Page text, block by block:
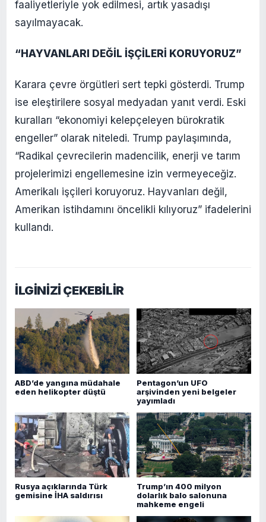
faaliyetleriyle yok edilmesi, artık yasadışı
sayılmayacak.
“HAYVANLARI DEĞİL İŞÇİLERİ KORUYORUZ”
Karara çevre örgütleri sert tepki gösterdi. Trump
ise eleştirilere sosyal medyadan yanıt verdi. Eski
kuralları “ekonomiyi kelepçeleyen bürokratik
engeller” olarak niteledi. Trump paylaşımında,
“Radikal çevrecilerin madencilik, enerji ve tarım
projelerimizi engellemesine izin vermeyeceğiz.
Amerikalı işçileri koruyoruz. Hayvanları değil,
Amerikan istihdamını öncelikli kılıyoruz” ifadelerini
kullandı.
İLGİNİZİ ÇEKEBİLİR
ABD’de yangına müdahale
eden helikopter düştü
Pentagon’un UFO
arşivinden yeni belgeler
yayımladı
Rusya açıklarında Türk
gemisine İHA saldırısı
Trump’ın 400 milyon
dolarlık balo salonuna
mahkeme engeli